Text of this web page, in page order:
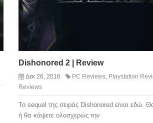
Dishonored 2 | Review
Δεκ 26, 2016 PC Reviews Playstation
Reviews
Το sequel της σειράς Dishonored είναι εδώ.
ή θα κάψετε ολοσχερώς την